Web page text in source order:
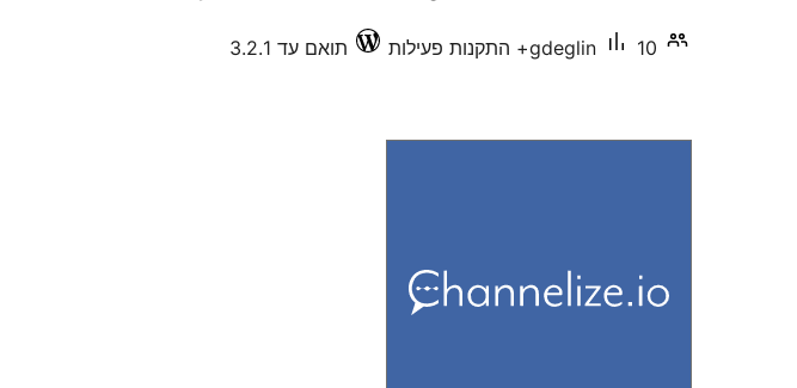
gdeglin 10+ התקנות פעילות תואם עד 3.2.1